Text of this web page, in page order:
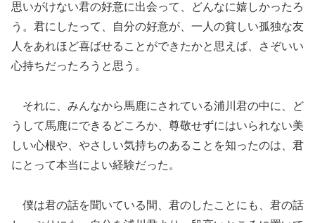
思いがけない君の好意に出会って、どんなに嬉しかったろ
う。君にしたって、自分の好意が、一人の貧しい孤独な友
人をあれほど喜ばせることができたかと思えば、さぞいい
心持ちだったろうと思う。
それに、みんなから馬鹿にされている浦川君の中に、ど
うして馬鹿にできるどころか、尊敬せずにはいられない美
しい心根や、やさしい気持ちのあることを知ったのは、君
にとって本当によい経験だった。
僕は君の話を聞いている間、君のしたことにも、君の話